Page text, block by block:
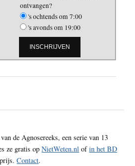
ontvangen?
's ochtends om 7:00
's avonds om 19:00
de Agnosereeks, een serie van 13
ze gratis opNietWeten.nl ofin het BD
Contact.